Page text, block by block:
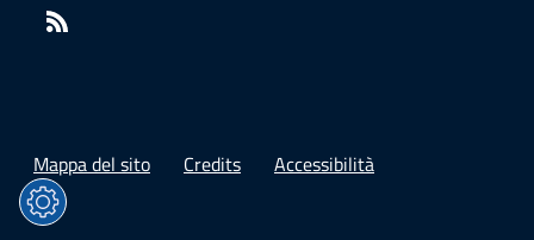
Mappa del sito Credits Accessibilità